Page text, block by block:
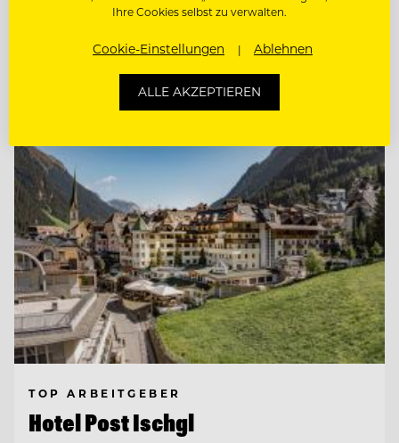
Entdecke alle Jobs
TOP ARBEITGEBER
Hotel Post Ischgl
Ihre Cookies selbst zu verwalten.
Cookie-Einstellungen Ablehnen
ALLE AKZEPTIEREN